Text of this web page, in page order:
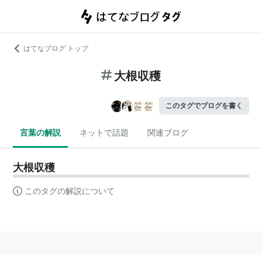
はてなブログ トップ
大根収穫
このタグでブログを書く
言葉の解説 ネットで話題 関連ブログ
大根収穫
このタグの解説について